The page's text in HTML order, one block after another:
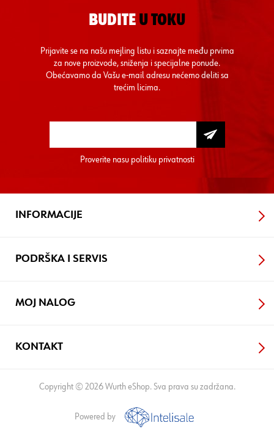
BUDITE U TOKU
Prijavite se na našu mejling listu i saznajte među prvima
za nove proizvode, sniženja i specijalne ponude.
Obećavamo da Vašu e-mail adresu nećemo deliti sa
trećim licima.
Proverite nasu politiku privatnosti
INFORMACIJE
PODRŠKA I SERVIS
MOJ NALOG
KONTAKT
Copyright © 2026 Wurth eShop. Sva prava su zadržana.
Powered by